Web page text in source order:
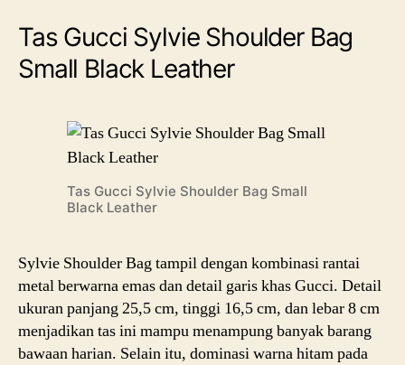
Tas Gucci Sylvie Shoulder Bag
Small Black Leather
Tas Gucci Sylvie Shoulder Bag Small
Black Leather
Sylvie Shoulder Bag tampil dengan kombinasi rantai
metal berwarna emas dan detail garis khas Gucci. Detail
ukuran panjang 25,5 cm, tinggi 16,5 cm, dan lebar 8 cm
menjadikan tas ini mampu menampung banyak barang
bawaan harian. Selain itu, dominasi warna hitam pada